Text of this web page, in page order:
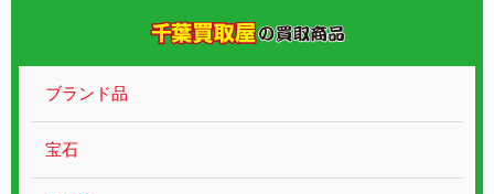
買取の流れ
買取ブログ
ブランド品
宝石